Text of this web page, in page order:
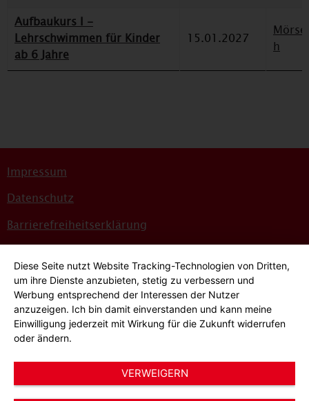
Aufbaukurs I -
Lehrschwimmen für Kinder
ab 6 Jahre
15.01.2027
h
Impressum
Datenschutz
Barrierefreiheitserklärung
Bildnachweise
Hinweisgeber*innensystem
Cookie-Einstellungen
Diese Seite nutzt Website Tracking-Technologien von Dritten,
um ihre Dienste anzubieten, stetig zu verbessern und
Werbung entsprechend der Interessen der Nutzer
anzuzeigen. Ich bin damit einverstanden und kann meine
Einwilligung jederzeit mit Wirkung für die Zukunft widerrufen
oder ändern.
VERWEIGERN